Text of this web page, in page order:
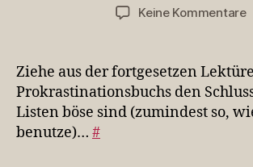
Keine Kommentarezu
Ziehe aus der fortgesetzen
Prokrastinationsbuchs den
Listen böse sind (zumindest so,
benutze)… #